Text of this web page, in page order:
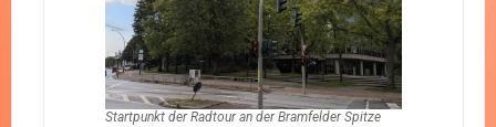
Startpunkt der Radtour an der Bramfelder Spitze